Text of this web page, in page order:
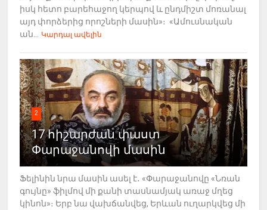
իսկ հետո բարեհաջող կերպով և ընդմիշտ մոռանալ
այդ փորձերից որոշների մասին»։ «Ամուսնական
ան...
Կարդալ ավելին
2
17 հիշարժան փաստ
Փարաջանովի մասին
Ֆելինին նրա մասին ասել է․ «Փարաջանովը «Նռան
գույնը» ֆիլմով մի քանի տասնամյակ առաջ մղեց
կինոն»։ Երբ նա վախճանվեց, Երևան ուղարկվեց մի